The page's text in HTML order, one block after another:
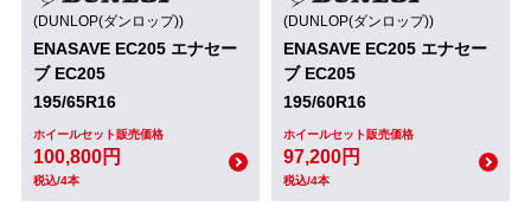
(DUNLOP(ダンロップ))
ENASAVE EC205 エナセー
ブ EC205
195/65R16
ホイールセット販売価格
100,800円
税込/4本
(DUNLOP(ダンロップ))
ENASAVE EC205 エナセー
ブ EC205
195/60R16
ホイールセット販売価格
97,200円
税込/4本